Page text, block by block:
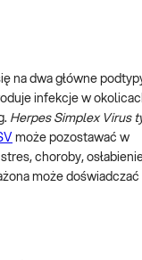
na dwa główne
infekcje w
Herpes Simplex Virus
może pozostawać w
choroby,
może doświadczać